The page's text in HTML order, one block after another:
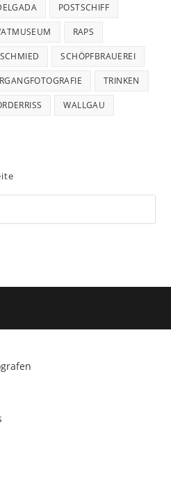
POSTSCHIFF
RAPS
SCHMIED SCHÖPFBRAUEREI
TRINKEN
WALLGAU